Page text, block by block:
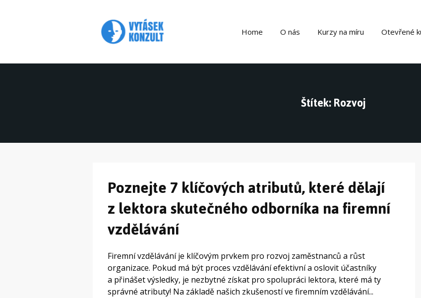
Home O nás Kurzy na míru Otevřené
Štítek: Rozvoj
Poznejte 7 klíčových atributů, které dělají
z lektora skutečného odborníka na firemní
vzdělávání
Firemní vzdělávání je klíčovým prvkem pro rozvoj zaměstnanců a růst
organizace. Pokud má být proces vzdělávání efektivní a oslovit účastníky
a přinášet výsledky, je nezbytné získat pro spolupráci lektora, které má ty
správné atributy! Na základě našich zkušeností ve firemním vzdělávání...